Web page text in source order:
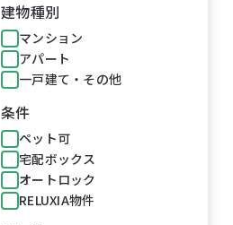
建物種別
マンション
アパート
一戸建て・その他
条件
ペット可
宅配ボックス
オートロック
RELUXIA物件